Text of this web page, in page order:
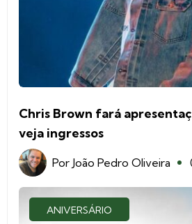
Chris Brown fará
veja ingressos
Por João Pedro Oliveira
ANIVERSÁRIO